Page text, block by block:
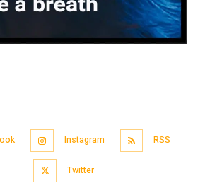
Instagram RSS
Twitter